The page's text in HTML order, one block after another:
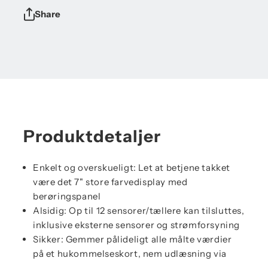
Share
Produktdetaljer
Enkelt og overskueligt: Let at betjene takket
være det 7" store farvedisplay med
berøringspanel
Alsidig: Op til 12 sensorer/tællere kan tilsluttes,
inklusive eksterne sensorer og strømforsyning
Sikker: Gemmer pålideligt alle målte værdier
på et hukommelseskort, nem udlæsning via